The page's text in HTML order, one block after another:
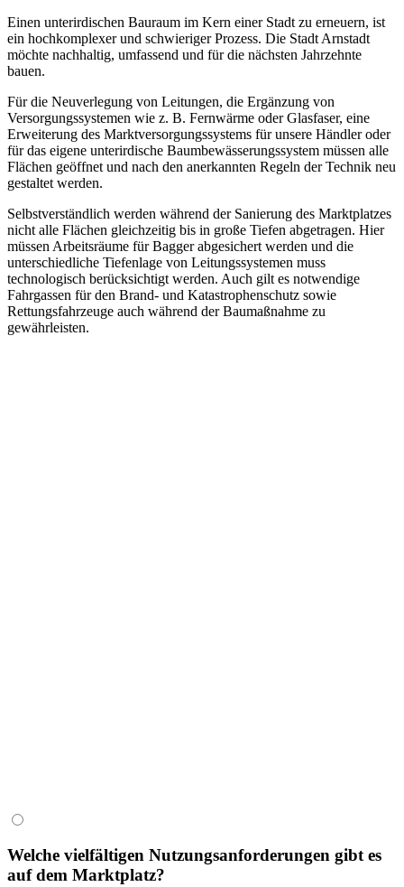
Einen unterirdischen Bauraum im Kern einer Stadt zu erneuern, ist
ein hochkomplexer und schwieriger Prozess. Die Stadt Arnstadt
möchte nachhaltig, umfassend und für die nächsten Jahrzehnte
bauen.
Für die Neuverlegung von Leitungen, die Ergänzung von
Versorgungssystemen wie z. B. Fernwärme oder Glasfaser, eine
Erweiterung des Marktversorgungssystems für unsere Händler oder
für das eigene unterirdische Baumbewässerungssystem müssen alle
Flächen geöffnet und nach den anerkannten Regeln der Technik neu
gestaltet werden.
Selbstverständlich werden während der Sanierung des Marktplatzes
nicht alle Flächen gleichzeitig bis in große Tiefen abgetragen. Hier
müssen Arbeitsräume für Bagger abgesichert werden und die
unterschiedliche Tiefenlage von Leitungssystemen muss
technologisch berücksichtigt werden. Auch gilt es notwendige
Fahrgassen für den Brand- und Katastrophenschutz sowie
Rettungsfahrzeuge auch während der Baumaßnahme zu
gewährleisten.
Welche vielfältigen Nutzungsanforderungen gibt es
auf dem Marktplatz?